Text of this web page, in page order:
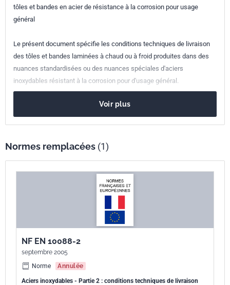
classement
Parenté
européenne
tôles et bandes en acier de résistance à la corrosion pour usage
général
Le présent document spécifie les conditions techniques de livraison
des tôles et bandes laminées à chaud ou à froid produites dans des
nuances standardisées ou des nuances spéciales d'aciers
inoxydables résistant à la corrosion pour d'usage général.
Voir plus
Normes remplacées (1)
NF EN 10088-2
septembre 2005
Norme
Annulée
Aciers inoxydables - Partie 2 : conditions techniques de livraison